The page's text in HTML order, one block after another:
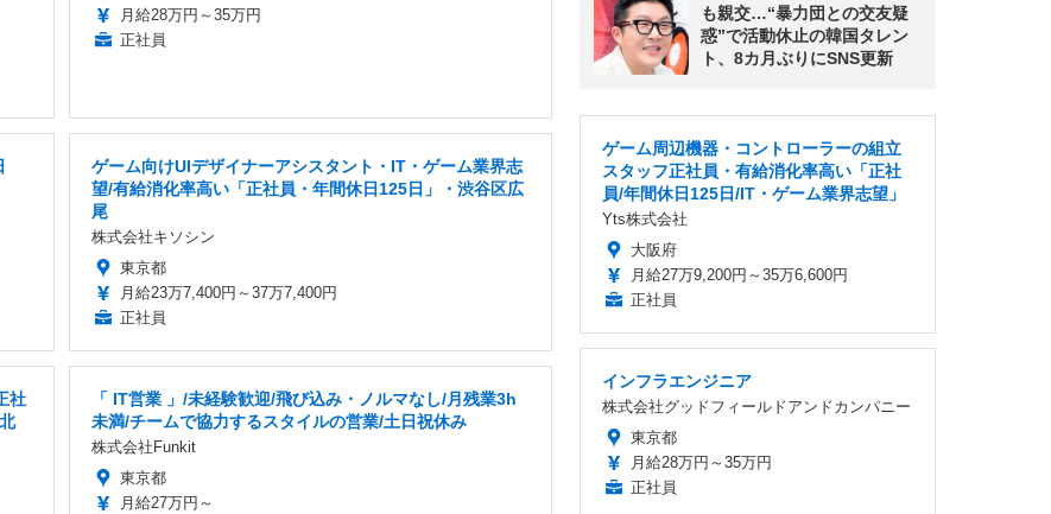
月給28万円～35万円
正社員
ゲーム向けUIデザイナーアシスタント・IT・ゲーム業界志
望/有給消化率高い「正社員・年間休日125日」・渋谷区広
尾
株式会社キソシン
東京都
月給23万7,400円～37万7,400円
正社員
社
「 IT営業 」/未経験歓迎/飛び込み・ノルマなし/月残業3h
未満/チームで協力するスタイルの営業/土日祝休み
株式会社Funkit
東京都
月給27万円～
も親交…“暴力団との交友疑
惑”で活動休止の韓国タレン
ト、8カ月ぶりにSNS更新
ゲーム周辺機器・コントローラーの組立
スタッフ正社員・有給消化率高い「正社
員/年間休日125日/IT・ゲーム業界志望」
Yts株式会社
大阪府
月給27万9,200円～35万6,600円
正社員
インフラエンジニア
株式会社グッドフィールドアンドカンパニー
東京都
月給28万円～35万円
正社員